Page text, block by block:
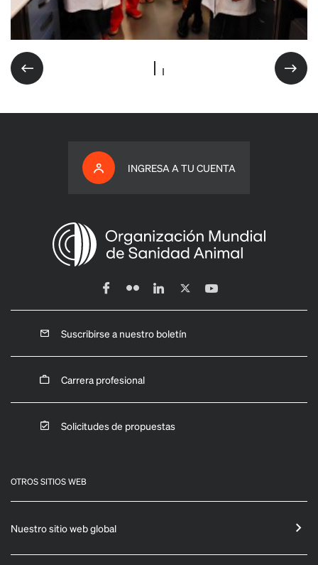
INGRESA A TU CUENTA
Suscribirse a nuestro boletín
Carrera profesional
Solicitudes de propuestas
OTROS SITIOS WEB
Nuestro sitio web global